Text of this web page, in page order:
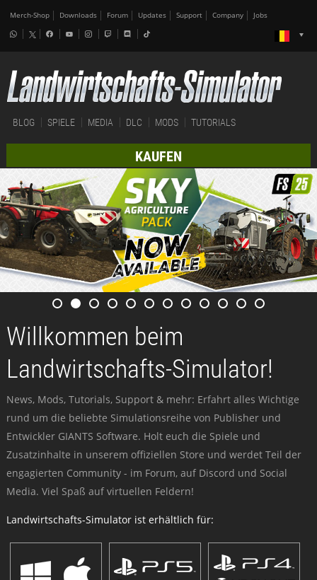
Merch-Shop Downloads Forum Updates Support Company Jobs
BLOG SPIELE MEDIA DLC MODS TUTORIALS
KAUFEN
Willkommen beim
Landwirtschafts-Simulator!
News, Mods, Tutorials, Support & mehr: Erfahrt alles Wichtige
rund um die beliebte Simulationsreihe von Publisher und
Entwickler GIANTS Software. Holt euch die Spiele und
Zusatzinhalte in unserem offiziellen Store und werdet Teil der
engagierten Community - im Forum, auf Discord und Social
Media. Viel Spaß auf virtuellen Feldern!
Landwirtschafts-Simulator ist erhältlich für: